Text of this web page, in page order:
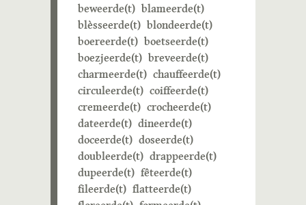
beweerde(t) blameerde(t)
blèsseerde(t) blondeerde(t)
boereerde(t) boetseerde(t)
boezjeerde(t) breveerde(t)
charmeerde(t) chauffeerde(t)
circuleerde(t) coiffeerde(t)
cremeerde(t) crocheerde(t)
dateerde(t) dineerde(t)
doceerde(t) doseerde(t)
doubleerde(t) drappeerde(t)
dupeerde(t) fêteerde(t)
fileerde(t) flatteerde(t)